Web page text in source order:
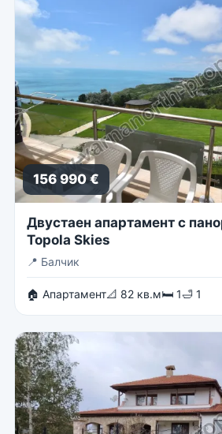
156 990 €
Двустаен апартамент с
Topola Skies
📍 Балчик
🏠 Апартамент📐 82 кв.м🛏 1🛁 1